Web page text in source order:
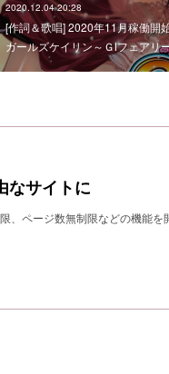
2020.12.04 20:28
[作詞＆歌唱] 2020年11月稼働開
ガールズケイリン～ＧⅠフェア
なサイトに
ページ数無制限などの機能を